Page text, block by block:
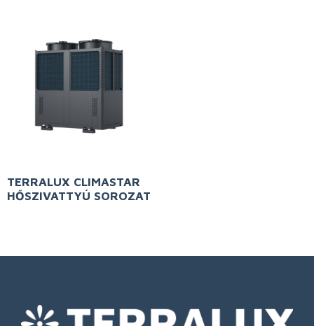
TERRALUX CLIMASTAR
HŐSZIVATTYÚ SOROZAT